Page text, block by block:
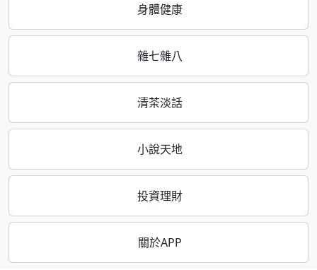
身體健康
雜七雜八
清茶淡話
小說天地
投資理財
關於APP